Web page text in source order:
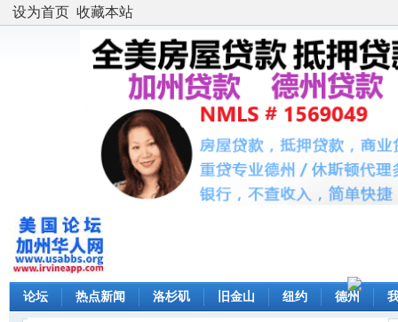
设为首页 收藏本站
论坛 热点新闻 洛杉矶 旧金山 纽约 德州